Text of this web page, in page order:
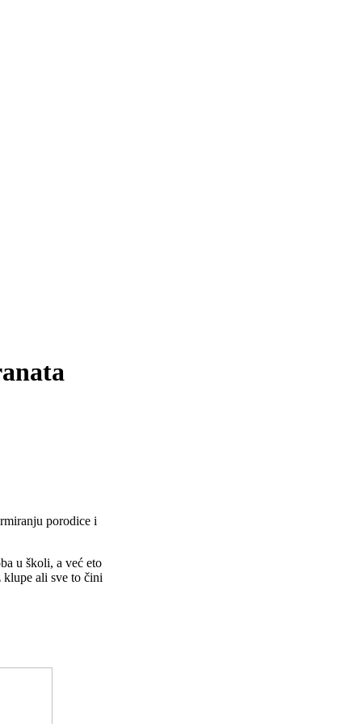
porodice i
u školi, a već eto
klupe ali sve to čini